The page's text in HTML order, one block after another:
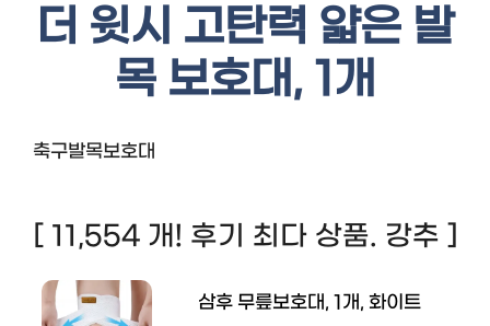
더 윗시 고탄력 얇은 발
목 보호대, 1개
축구발목보호대
[ 11,554 개! 후기 최다 상품. 강추 ]
삼후 무릎보호대, 1개, 화이트